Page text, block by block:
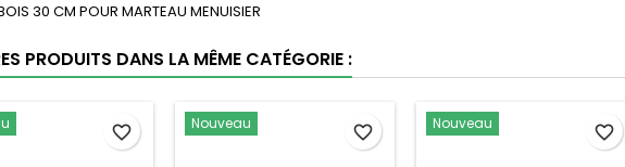
30 CM POUR MARTEAU MENUISIER
PRODUITS DANS LA MÊME CATÉGORIE :
favorite_border Nouveau favorite_border Nouveau favorite_border